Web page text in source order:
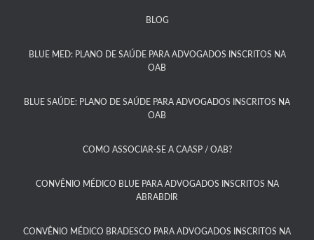
BLOG
BLUE MED: PLANO DE SAÚDE PARA ADVOGADOS INSCRITOS NA
OAB
BLUE SAÚDE: PLANO DE SAÚDE PARA ADVOGADOS INSCRITOS NA
OAB​
COMO ASSOCIAR-SE A CAASP / OAB?​
CONVÊNIO MÉDICO BLUE PARA ADVOGADOS INSCRITOS NA
ABRABDIR
CONVÊNIO MÉDICO BRADESCO PARA ADVOGADOS INSCRITOS NA